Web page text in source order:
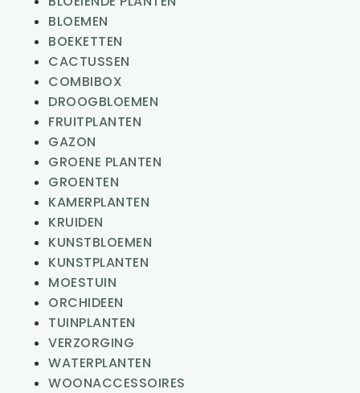
BLOEMEN
BOEKETTEN
CACTUSSEN
COMBIBOX
DROOGBLOEMEN
FRUITPLANTEN
GAZON
GROENE PLANTEN
GROENTEN
KAMERPLANTEN
KRUIDEN
KUNSTBLOEMEN
KUNSTPLANTEN
MOESTUIN
ORCHIDEEN
TUINPLANTEN
VERZORGING
WATERPLANTEN
WOONACCESSOIRES